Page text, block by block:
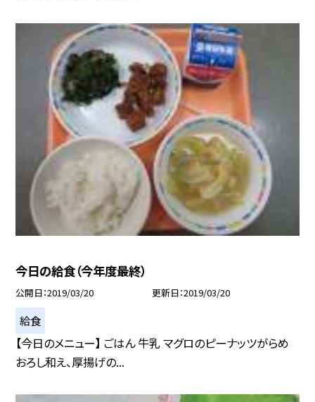
今日の給食（今年度最終）
公開日 2019/03/20 更新日 2019/03/20
給食
【今日のメニュー】 ごはん 牛乳 マグロのピーナッツがらめ
おろし和え、厚揚げの...